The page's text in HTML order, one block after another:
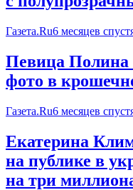
Газета.Ru6 месяцев
Певица Полина
фото в
Газета.Ru6 месяцев
Екатерина
на публике в
на три